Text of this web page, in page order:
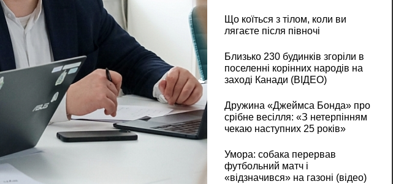
Що коїться з тілом, коли ви
лягаєте після півночі
Близько 230 будинків згоріли в
поселенні корінних народів на
заході Канади (ВІДЕО)
Дружина «Джеймса Бонда» про
срібне весілля: «З нетерпінням
чекаю наступних 25 років»
Умора: собака перервав
футбольний матч і
«відзначився» на газоні (відео)